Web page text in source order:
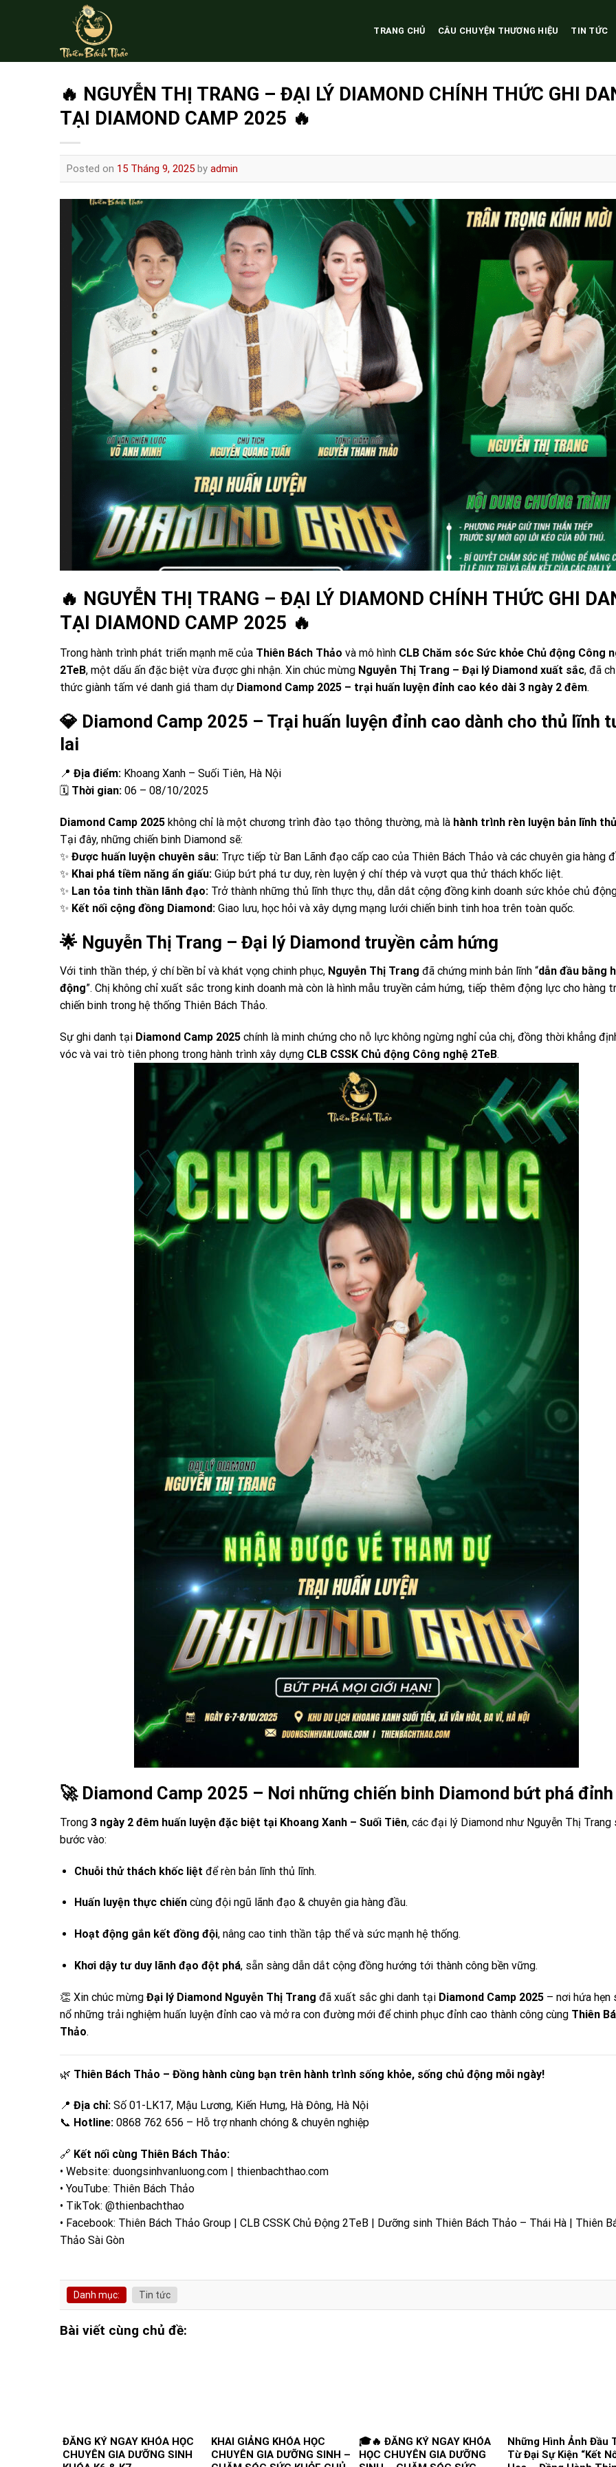
TRANG CHỦ CÂU CHUYỆN THƯƠNG HIỆU TIN TỨC
🔥 NGUYỄN THỊ TRANG – ĐẠI LÝ DIAMOND CHÍNH THỨC GHI
TẠI DIAMOND CAMP 2025 🔥
Posted on 15 Tháng 9, 2025 by admin
🔥 NGUYỄN THỊ TRANG – ĐẠI LÝ DIAMOND CHÍNH THỨC GHI
TẠI DIAMOND CAMP 2025 🔥
Trong hành trình phát triển mạnh mẽ của Thiên Bách Thảo và mô hình CLB Chăm sóc Sức khỏe Chủ động Công
2TeB, một dấu ấn đặc biệt vừa được ghi nhận. Xin chúc mừng Nguyễn Thị Trang – Đại lý Diamond xuất sắc, đã
thức giành tấm vé danh giá tham dự Diamond Camp 2025 – trại huấn luyện đỉnh cao kéo dài 3 ngày 2 đêm.
💎 Diamond Camp 2025 – Trại huấn luyện đỉnh cao dành cho thủ lĩnh
lai
📍 Địa điểm: Khoang Xanh – Suối Tiên, Hà Nội
🗓 Thời gian: 06 – 08/10/2025
Diamond Camp 2025 không chỉ là một chương trình đào tạo thông thường, mà là hành trình rèn luyện bản lĩnh
Tại đây, những chiến binh Diamond sẽ:
✨ Được huấn luyện chuyên sâu: Trực tiếp từ Ban Lãnh đạo cấp cao của Thiên Bách Thảo và các chuyên gia hàng
✨ Khai phá tiềm năng ẩn giấu: Giúp bứt phá tư duy, rèn luyện ý chí thép và vượt qua thử thách khốc liệt.
✨ Lan tỏa tinh thần lãnh đạo: Trở thành những thủ lĩnh thực thụ, dẫn dắt cộng đồng kinh doanh sức khỏe chủ
✨ Kết nối cộng đồng Diamond: Giao lưu, học hỏi và xây dựng mạng lưới chiến binh tinh hoa trên toàn quốc.
🌟 Nguyễn Thị Trang – Đại lý Diamond truyền cảm hứng
Với tinh thần thép, ý chí bền bỉ và khát vọng chinh phục, Nguyễn Thị Trang đã chứng minh bản lĩnh “dẫn đầu bằng
động”. Chị không chỉ xuất sắc trong kinh doanh mà còn là hình mẫu truyền cảm hứng, tiếp thêm động lực cho hàng
chiến binh trong hệ thống Thiên Bách Thảo.
Sự ghi danh tại Diamond Camp 2025 chính là minh chứng cho nỗ lực không ngừng nghỉ của chị, đồng thời khẳng
vóc và vai trò tiên phong trong hành trình xây dựng CLB CSSK Chủ động Công nghệ 2TeB.
🚀 Diamond Camp 2025 – Nơi những chiến binh Diamond bứt phá
Trong 3 ngày 2 đêm huấn luyện đặc biệt tại Khoang Xanh – Suối Tiên, các đại lý Diamond như Nguyễn Thị Trang
bước vào:
Chuỗi thử thách khốc liệt để rèn bản lĩnh thủ lĩnh.
Huấn luyện thực chiếncùng đội ngũ lãnh đạo & chuyên gia hàng đầu.
Hoạt động gắn kết đồng đội, nâng cao tinh thần tập thể và sức mạnh hệ thống.
Khơi dậy tư duy lãnh đạo đột phá, sẵn sàng dẫn dắt cộng đồng hướng tới thành công bền vững.
👏 Xin chúc mừng Đại lý Diamond Nguyễn Thị Trang đã xuất sắc ghi danh tại Diamond Camp 2025 – nơi hứa hẹn
nổ những trải nghiệm huấn luyện đỉnh cao và mở ra con đường mới để chinh phục đỉnh cao thành công cùng Thiên
Thảo.
🌿 Thiên Bách Thảo – Đồng hành cùng bạn trên hành trình sống khỏe, sống chủ động mỗi ngày!
📍 Địa chỉ: Số 01-LK17, Mậu Lương, Kiến Hưng, Hà Đông, Hà Nội
📞 Hotline: 0868 762 656 – Hỗ trợ nhanh chóng & chuyên nghiệp
🔗 Kết nối cùng Thiên Bách Thảo:
• Website: duongsinhvanluong.com | thienbachthao.com
• YouTube: Thiên Bách Thảo
• TikTok: @thienbachthao
• Facebook: Thiên Bách Thảo Group | CLB CSSK Chủ Động 2TeB | Dưỡng sinh Thiên Bách Thảo – Thái Hà | Thiên
Thảo Sài Gòn
Danh mục: Tin tức
Bài viết cùng chủ đề:
ĐĂNG KÝ NGAY KHÓA HỌC
CHUYÊN GIA DƯỠNG SINH
KHAI GIẢNG KHÓA HỌC
CHUYÊN GIA DƯỠNG SINH –
🎓🔥 ĐĂNG KÝ NGAY KHÓA
HỌC CHUYÊN GIA DƯỠNG
Những Hình Ảnh Đầu
Từ Đại Sự Kiện “Kết